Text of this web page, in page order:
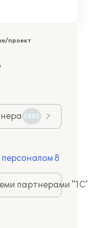
проект
2882
8
партнерами